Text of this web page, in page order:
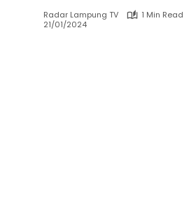
Radar Lampung TV
1 Min Read
21/01/2024